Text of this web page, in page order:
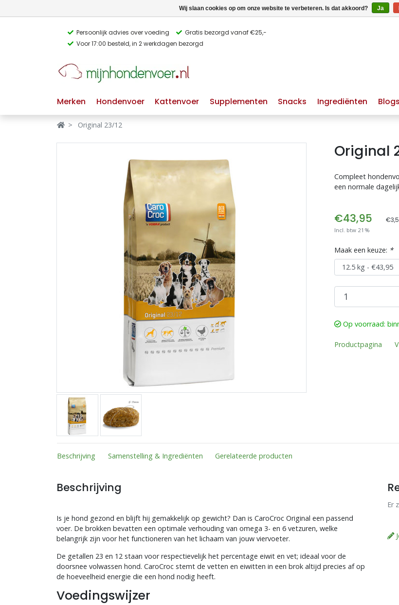
Persoonlijk advies over voeding
Gratis bezorgd vanaf €25,-
Voor 17:00 besteld, in 2 werkdagen bezorgd
Merken Hondenvoer Kattenvoer Supplementen Snacks Ingrediënten Blogs
Verbergen
Hondenvoer
Waar ben je naar op zoek?
graanvrij hondenvoer huid & vacht hond hypoallergeen
Original 23/12
Original
Compleet
een normale
€43,95
Incl. btw 21%
Maak een keuze: *
Op voorraad:
Productpagina
Beschrijving Samenstelling & Ingrediënten Gerelateerde producten
Beschrijving
Is je hond gezond en blijft hij gemakkelijk op gewicht? Dan is CaroCroc Original een passend
voer. De brokken bevatten een optimale verhouding van omega 3- en 6 vetzuren, welke
belangrijk zijn voor het functioneren van het lichaam van jouw viervoeter.
De getallen 23 en 12 staan voor respectievelijk het percentage eiwit en vet; ideaal voor de
doorsnee volwassen hond. CaroCroc stemt de vetten en eiwitten in een brok altijd precies af op
de hoeveelheid energie die een hond nodig heeft.
Voedingswijzer
Er
Wij slaan cookies op om onze website te verbeteren. Is dat akkoord? Ja